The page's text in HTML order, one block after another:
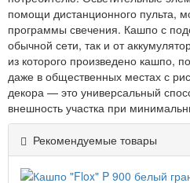
помощи дистанционного пульта,
программы свечения. Кашпо с
обычной сети, так и от
из которого произведено кашпо,
даже в общественных местах с
декора — это универсальный
внешность участка при
Рекомендуемые товары